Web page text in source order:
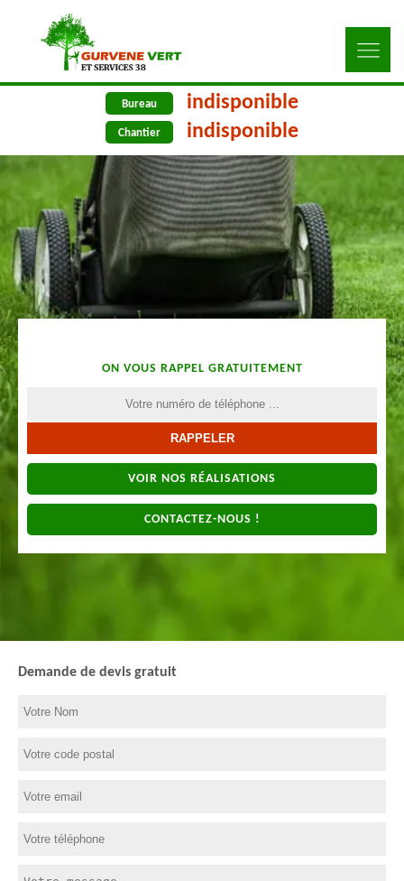
Bureau indisponible
Chantier indisponible
ON VOUS RAPPEL GRATUITEMENT
VOIR NOS RÉALISATIONS
CONTACTEZ-NOUS !
Demande de devis gratuit